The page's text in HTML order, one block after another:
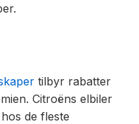
tilbyr rabatter
Citroëns elbiler
de fleste